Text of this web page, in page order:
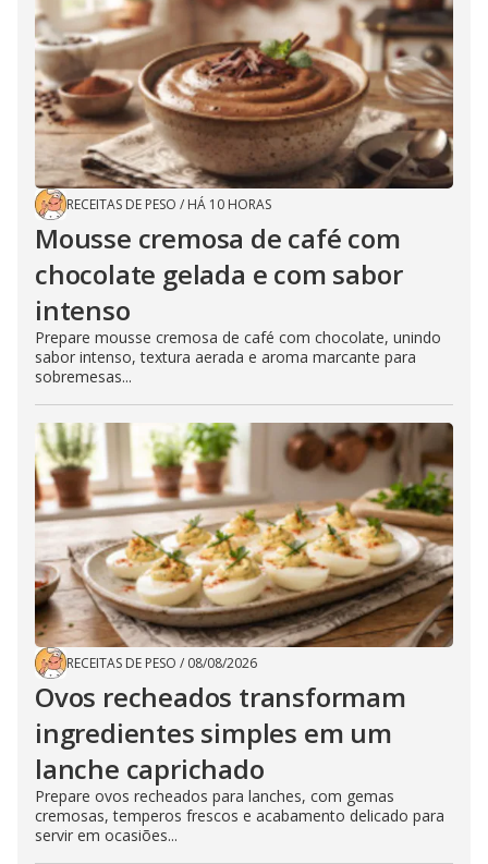
RECEITAS DE PESO / HÁ 10 HORAS
Mousse cremosa de café com
chocolate gelada e com sabor
intenso
Prepare mousse cremosa de café com chocolate, unindo
sabor intenso, textura aerada e aroma marcante para
sobremesas...
RECEITAS DE PESO / 08/08/2026
Ovos recheados transformam
ingredientes simples em um
lanche caprichado
Prepare ovos recheados para lanches, com gemas
cremosas, temperos frescos e acabamento delicado para
servir em ocasiões...